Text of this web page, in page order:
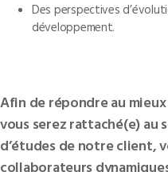
Des perspectives
développement.
Afin de répondre au
vous serez rattaché(e) au
d’études de notre client,